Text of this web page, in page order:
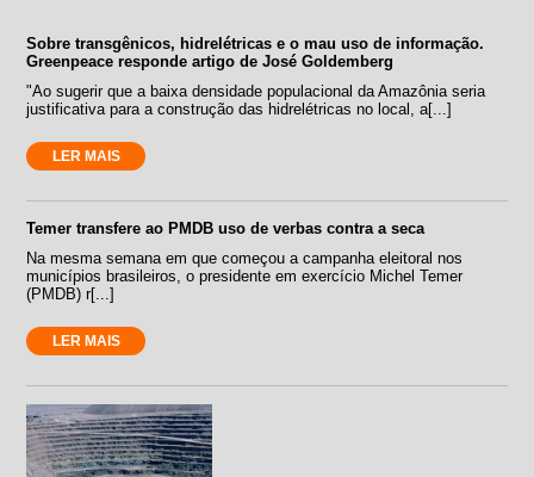
Sobre transgênicos, hidrelétricas e o mau uso de informação.
Greenpeace responde artigo de José Goldemberg
"Ao sugerir que a baixa densidade populacional da Amazônia seria
justificativa para a construção das hidrelétricas no local, a[...]
LER MAIS
Temer transfere ao PMDB uso de verbas contra a seca
Na mesma semana em que começou a campanha eleitoral nos
municípios brasileiros, o presidente em exercício Michel Temer
(PMDB) r[...]
LER MAIS